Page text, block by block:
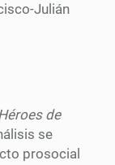
Julián
de
se
prosocial